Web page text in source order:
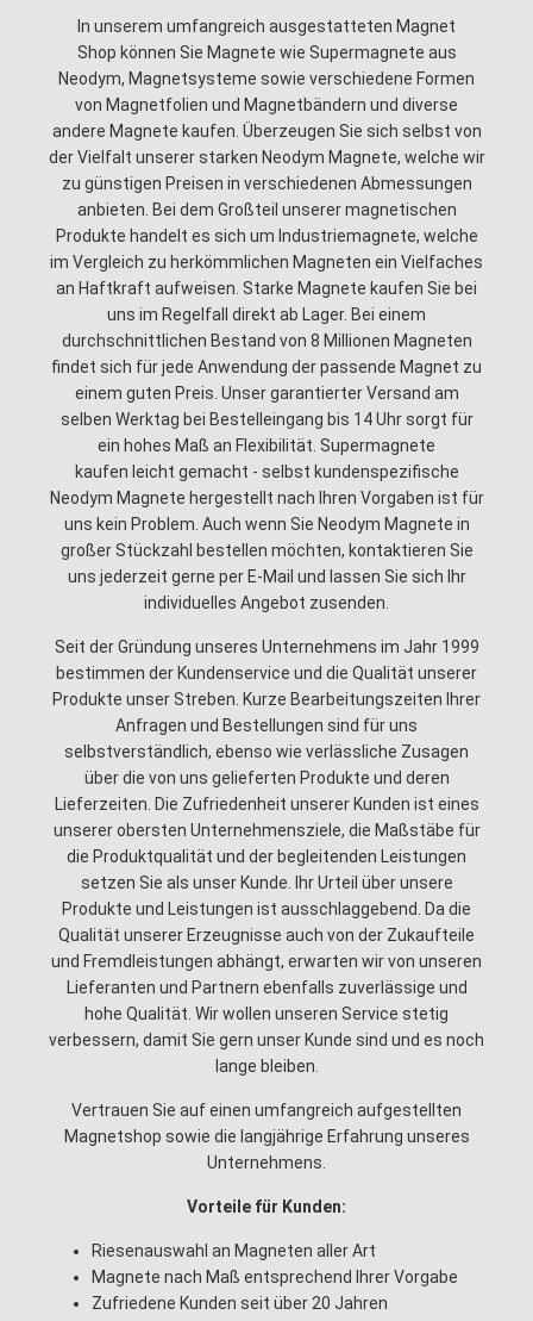
In unserem umfangreich ausgestatteten Magnet
Shop können Sie Magnete wie Supermagnete aus
Neodym, Magnetsysteme sowie verschiedene Formen
von Magnetfolien und Magnetbändern und diverse
andere Magnete kaufen. Überzeugen Sie sich selbst von
der Vielfalt unserer starken Neodym Magnete, welche wir
zu günstigen Preisen in verschiedenen Abmessungen
anbieten. Bei dem Großteil unserer magnetischen
Produkte handelt es sich um Industriemagnete, welche
im Vergleich zu herkömmlichen Magneten ein Vielfaches
an Haftkraft aufweisen. Starke Magnete kaufen Sie bei
uns im Regelfall direkt ab Lager. Bei einem
durchschnittlichen Bestand von 8 Millionen Magneten
findet sich für jede Anwendung der passende Magnet zu
einem guten Preis. Unser garantierter Versand am
selben Werktag bei Bestelleingang bis 14 Uhr sorgt für
ein hohes Maß an Flexibilität. Supermagnete
kaufen leicht gemacht - selbst kundenspezifische
Neodym Magnete hergestellt nach Ihren Vorgaben ist für
uns kein Problem. Auch wenn Sie Neodym Magnete in
großer Stückzahl bestellen möchten, kontaktieren Sie
uns jederzeit gerne per E-Mail und lassen Sie sich Ihr
individuelles Angebot zusenden.
Seit der Gründung unseres Unternehmens im Jahr 1999
bestimmen der Kundenservice und die Qualität unserer
Produkte unser Streben. Kurze Bearbeitungszeiten Ihrer
Anfragen und Bestellungen sind für uns
selbstverständlich, ebenso wie verlässliche Zusagen
über die von uns gelieferten Produkte und deren
Lieferzeiten. Die Zufriedenheit unserer Kunden ist eines
unserer obersten Unternehmensziele, die Maßstäbe für
die Produktqualität und der begleitenden Leistungen
setzen Sie als unser Kunde. Ihr Urteil über unsere
Produkte und Leistungen ist ausschlaggebend. Da die
Qualität unserer Erzeugnisse auch von der Zukaufteile
und Fremdleistungen abhängt, erwarten wir von unseren
Lieferanten und Partnern ebenfalls zuverlässige und
hohe Qualität. Wir wollen unseren Service stetig
verbessern, damit Sie gern unser Kunde sind und es noch
lange bleiben.
Vertrauen Sie auf einen umfangreich aufgestellten
Magnetshop sowie die langjährige Erfahrung unseres
Unternehmens.
Vorteile für Kunden:
Riesenauswahl an Magneten aller Art
Magnete nach Maß entsprechend Ihrer Vorgabe
Zufriedene Kunden seit über 20 Jahren